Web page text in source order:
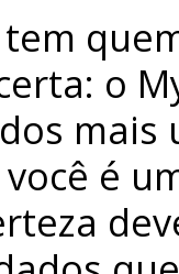
o
mais
é